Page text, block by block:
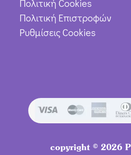
Πολιτική Cookies
Πολιτική Επιστροφών
Ρυθμίσεις Cookies
copyright © 2026